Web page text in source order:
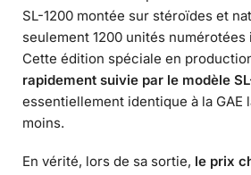
SL-1200 montée sur stéroïdes et
seulement 1200 unités
Cette édition spéciale en
rapidement suivie par le modèle
essentiellement identique à la GAE
moins.
En vérité, lors de sa sortie, le prix